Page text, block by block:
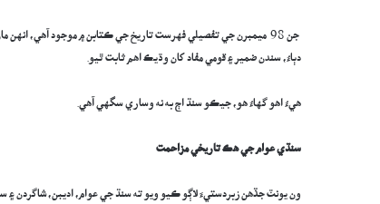
جن 98 ميمبرن جي تفصيلي فهرست تاريخ جي ڪتابن ۾ موجود آهي،
دٻاءُ، سندن ضمير ۽ قومي مفاد کان وڌيڪ اهم ثابت ٿيو.
هيءُ اهو گهاءُ هو، جيڪو سنڌ اڄ به نه وساري سگهي آهي.
سنڌي عوام جيهڪ تاريخي مزاحمت
ون يونٽ جڏهن زبردستيءَ لاڳو ڪيو ويو ته سنڌ جي عوام، اديبن،